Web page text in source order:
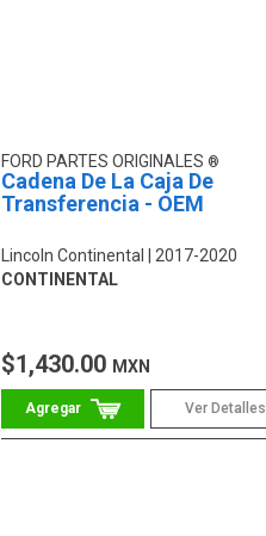
FORD PARTES ORIGINALES
Cadena De La Caja De
Transferencia - OEM
Lincoln Continental
2017-2020
CONTINENTAL
$1,430.00 MXN
Ver Detalles